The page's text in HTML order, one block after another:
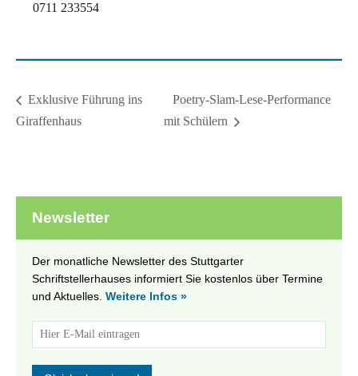
0711 233554
Exklusive Führung ins
Giraffenhaus
Poetry-Slam-Lese-Performance
mit Schülern
Newsletter
Der monatliche Newsletter des Stuttgarter
Schriftstellerhauses informiert Sie kostenlos über Termine
und Aktuelles. Weitere Infos »